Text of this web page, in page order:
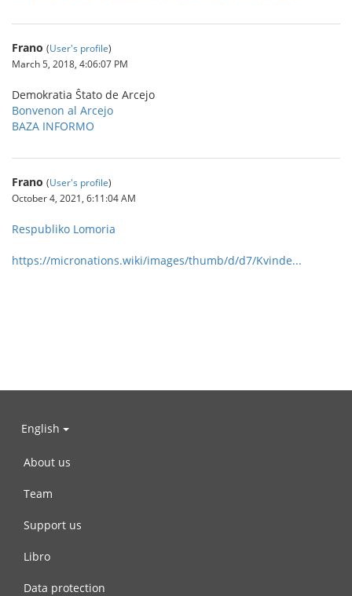
Frano (User's profile)
March 5, 2018, 4:06:07 PM
Demokratia Ŝtato de Arcejo
Bonvenon al Arcejo
BAZA INFORMO
Frano (User's profile)
October 4, 2021, 6:11:04 AM
Respubliko Lomoria
https://micronations.wiki/images/thumb/d/d7/Kvinde...
English
About us
Team
Support us
Libro
Data protection